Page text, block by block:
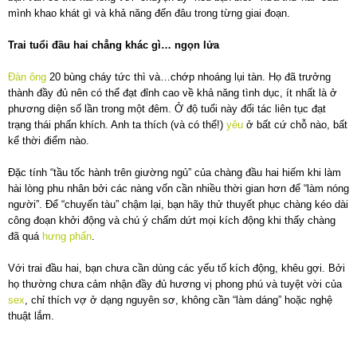
mình khao khát gì và khả năng đến đâu trong từng giai đoạn.
Trai tuổi đầu hai chẳng khác gì… ngọn lửa
Đàn ông 20 bùng cháy tức thì và…chớp nhoáng lụi tàn. Họ đã trưởng
thành đầy đủ nên có thể đạt đỉnh cao về khả năng tình dục, ít nhất là ở
phương diện số lần trong một đêm. Ở độ tuổi này đối tác liên tục đạt
trạng thái phấn khích. Anh ta thích (và có thể!) yêu ở bất cứ chỗ nào, bất
kể thời điểm nào.
Đặc tính “tầu tốc hành trên giường ngủ” của chàng đầu hai hiếm khi làm
hài lòng phu nhân bởi các nàng vốn cần nhiều thời gian hơn để “làm nóng
người”. Để “chuyến tàu” chậm lại, bạn hãy thử thuyết phục chàng kéo dài
công đoạn khởi động và chú ý chấm dứt mọi kích động khi thấy chàng
đã quá hưng phấn.
Với trai đầu hai, bạn chưa cần dùng các yếu tố kích động, khêu gợi. Bởi
họ thường chưa cảm nhận đầy đủ hương vị phong phú và tuyệt vời của
sex, chỉ thích vợ ở dạng nguyên sơ, không cần “làm dáng” hoặc nghệ
thuật lắm.